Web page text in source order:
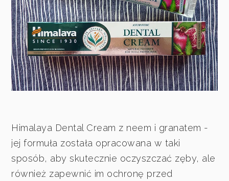
Himalaya Dental Cream z neem i granatem -
jej formuła została opracowana w taki
sposób, aby skutecznie oczyszczać zęby, ale
również zapewnić im ochronę przed